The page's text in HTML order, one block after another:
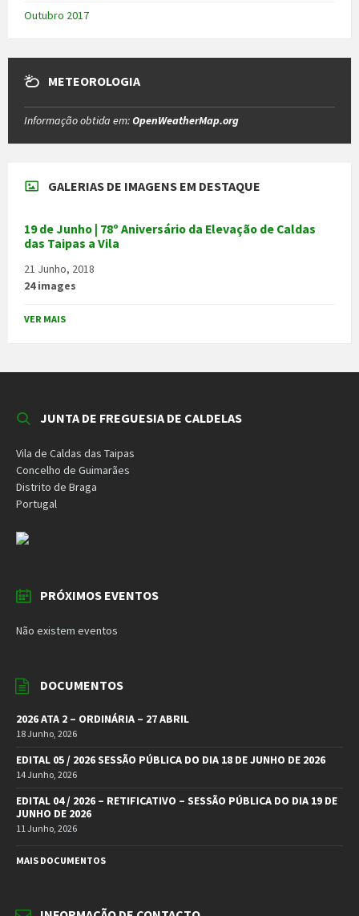
Outubro 2017
METEOROLOGIA
Informação obtida em:OpenWeatherMap.org
GALERIAS DE IMAGENS EM DESTAQUE
19 de Junho | 78º Aniversário da Elevação de Caldas
das Taipas a Vila
21 Junho, 2018
24 images
VER MAIS
JUNTA DE FREGUESIA DE CALDELAS
Vila de Caldas das Taipas
Concelho de Guimarães
Distrito de Braga
Portugal
PRÓXIMOS EVENTOS
Não existem eventos
DOCUMENTOS
2026 ATA 2 – ORDINÁRIA – 27 ABRIL
18 Junho, 2026
EDITAL 05 / 2026 SESSÃO PÚBLICA DO DIA 18 DE JUNHO DE 2026
14 Junho, 2026
EDITAL 04 / 2026 – RETIFICATIVO – SESSÃO PÚBLICA DO DIA 19 DE
JUNHO DE 2026
11 Junho, 2026
MAIS DOCUMENTOS